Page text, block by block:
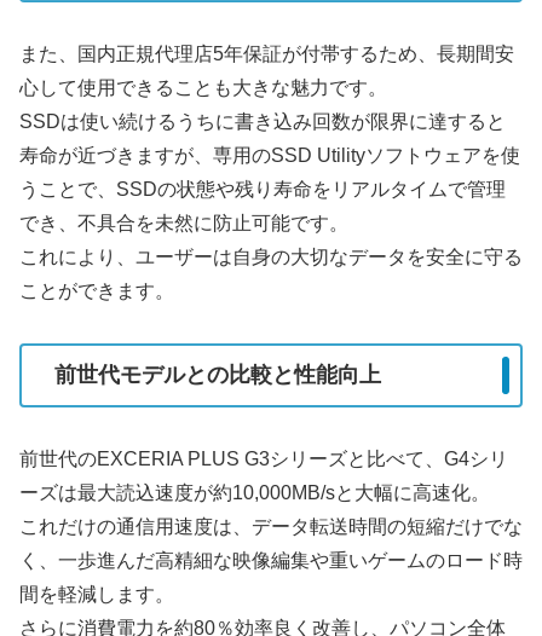
また、国内正規代理店5年保証が付帯するため、長期間安
心して使用できることも大きな魅力です。
SSDは使い続けるうちに書き込み回数が限界に達すると
寿命が近づきますが、専用のSSD Utilityソフトウェアを使
うことで、SSDの状態や残り寿命をリアルタイムで管理
でき、不具合を未然に防止可能です。
これにより、ユーザーは自身の大切なデータを安全に守る
ことができます。
前世代モデルとの比較と性能向上
前世代のEXCERIA PLUS G3シリーズと比べて、G4シリ
ーズは最大読込速度が約10,000MB/sと大幅に高速化。
これだけの通信用速度は、データ転送時間の短縮だけでな
く、一歩進んだ高精細な映像編集や重いゲームのロード時
間を軽減します。
さらに消費電力を約80％効率良く改善し、パソコン全体